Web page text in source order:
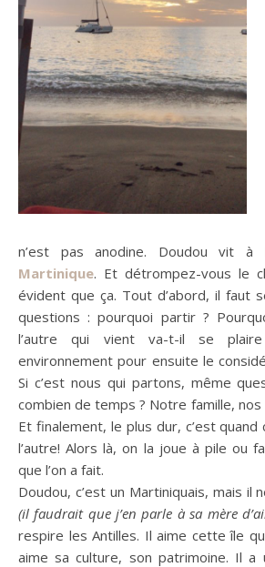
n’est pas anodine. Doudou vit à
Martinique. Et détrompez-vous le
évident que ça. Tout d’abord, il faut
questions : pourquoi partir ?
l’autre qui vient va-t-il se
environnement pour ensuite le
Si c’est nous qui partons, même
combien de temps ? Notre famille,
Et finalement, le plus dur, c’est quand
l’autre! Alors là, on la joue à pile ou
que l’on a fait.
Doudou, c’est un Martiniquais, mais il
(il faudrait que j’en parle à sa mère
respire les Antilles. Il aime cette île
aime sa culture, son patrimoine. Il a